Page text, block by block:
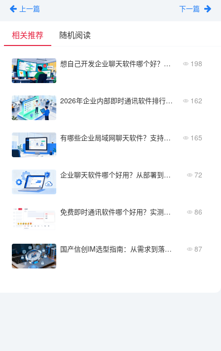
上一篇
下一篇
相关推荐 随机阅读
想自己开发企业聊天软件哪个好？外包与PaaS底层接口服务商对比 198
2026年企业内部即时通讯软件排行榜：员工爱用、IT好管 162
有哪些企业局域网聊天软件？支持物理隔离、无外网依赖 165
企业聊天软件哪个好用？从部署到运维全面评测 72
免费即时通讯软件哪个好用？实测体验对比 86
国产信创IM选型指南：从需求到落地的完整流程 87